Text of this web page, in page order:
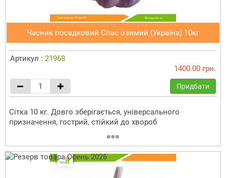
Часник посадковий Спас озимий (Україна) 10кг
Артикул : 21968
1400.00 грн.
Придбати
Сітка 10 кг. Довго зберігається, універсального
призначення, гострий, стійкий до хвороб